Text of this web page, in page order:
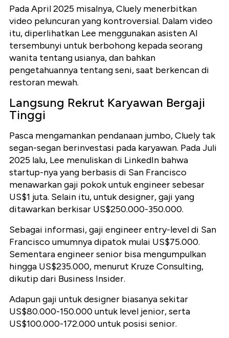
Pada April 2025 misalnya, Cluely menerbitkan
video peluncuran yang kontroversial. Dalam video
itu, diperlihatkan Lee menggunakan asisten AI
tersembunyi untuk berbohong kepada seorang
wanita tentang usianya, dan bahkan
pengetahuannya tentang seni, saat berkencan di
restoran mewah.
Langsung Rekrut Karyawan Bergaji
Tinggi
Pasca mengamankan pendanaan jumbo, Cluely tak
segan-segan berinvestasi pada karyawan. Pada Juli
2025 lalu, Lee menuliskan di LinkedIn bahwa
startup-nya yang berbasis di San Francisco
menawarkan gaji pokok untuk engineer sebesar
US$1 juta. Selain itu, untuk designer, gaji yang
ditawarkan berkisar US$250.000-350.000.
Sebagai informasi, gaji engineer entry-level di San
Francisco umumnya dipatok mulai US$75.000.
Sementara engineer senior bisa mengumpulkan
hingga US$235.000, menurut Kruze Consulting,
dikutip dari Business Insider.
Adapun gaji untuk designer biasanya sekitar
US$80.000-150.000 untuk level jenior, serta
US$100.000-172.000 untuk posisi senior.